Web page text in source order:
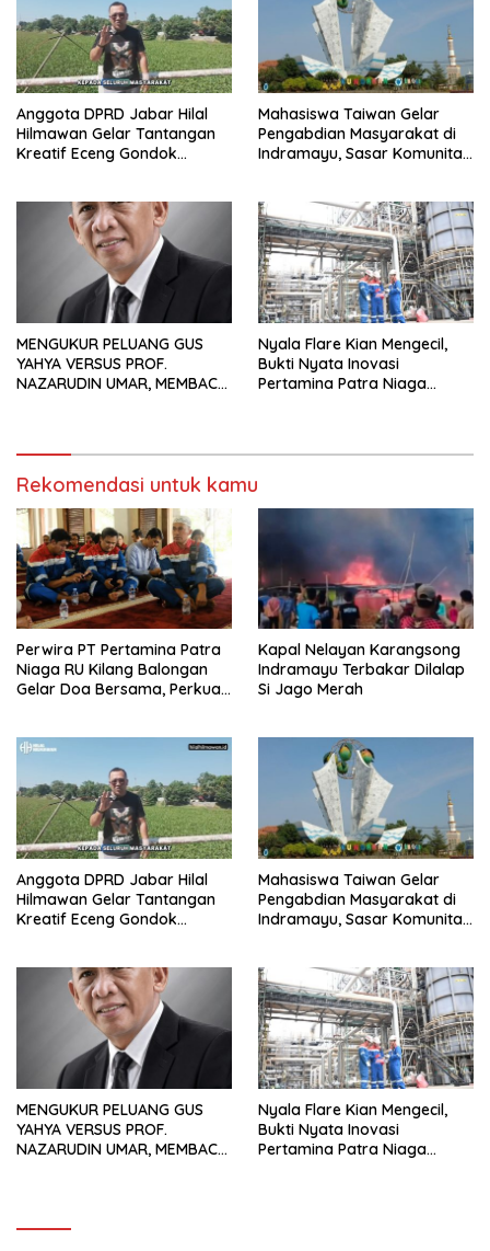
Anggota DPRD Jabar Hilal
Hilmawan Gelar Tantangan
Kreatif Eceng Gondok
Mahasiswa Taiwan Gelar
Pengabdian Masyarakat di
Indramayu, Sasar Komunitas
MENGUKUR PELUANG GUS
YAHYA VERSUS PROF.
NAZARUDIN UMAR, MEMBACA
Nyala Flare Kian Mengecil,
Bukti Nyata Inovasi
Pertamina Patra Niaga
Rekomendasi untuk kamu
Perwira PT Pertamina Patra
Niaga RU Kilang Balongan
Gelar Doa Bersama, Perkuat
Kapal Nelayan Karangsong
Indramayu Terbakar Dilalap
Si Jago Merah
Anggota DPRD Jabar Hilal
Hilmawan Gelar Tantangan
Kreatif Eceng Gondok
Mahasiswa Taiwan Gelar
Pengabdian Masyarakat di
Indramayu, Sasar Komunitas
MENGUKUR PELUANG GUS
YAHYA VERSUS PROF.
NAZARUDIN UMAR, MEMBACA
Nyala Flare Kian Mengecil,
Bukti Nyata Inovasi
Pertamina Patra Niaga